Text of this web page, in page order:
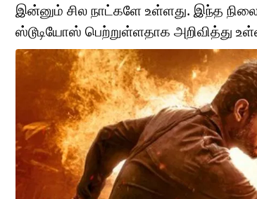
இன்னும் சில நாட்களே உள்ளது. இந்த
ஸ்டூடியோஸ் பெற்றுள்ளதாக அறிவித்து